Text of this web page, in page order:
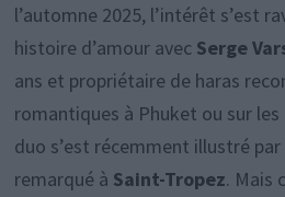
l’automne 2025, l’intérêt s’est
histoire d’amour avec Serge
ans et propriétaire de haras
romantiques à Phuket ou sur les
duo s’est récemment illustré
remarqué à Saint-Tropez. Mais